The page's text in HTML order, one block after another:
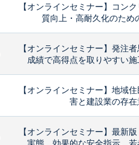
【オンラインセミナー】コン
質向上・高耐久化のため
【オンラインセミナー】発注
成績で高得点を取りやすい
【オンラインセミナー】地域
害と建設業の存
【オンラインセミナー】最新